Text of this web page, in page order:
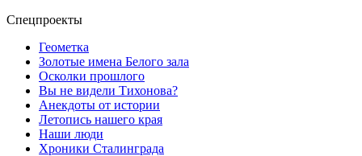
Спецпроекты
Геометка
Золотые имена Белого зала
Осколки прошлого
Вы не видели Тихонова?
Анекдоты от истории
Летопись нашего края
Наши люди
Хроники Сталинграда